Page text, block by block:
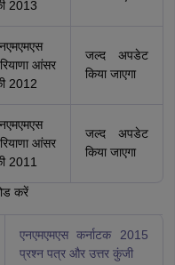
2013
आंसर
2012
जल्द अपडेट
किया जाएगा
आंसर
2011
जल्द अपडेट
किया जाएगा
करें
एनएमएमएस कर्नाटक 2015
प्रश्न पत्र और उत्तर कुंजी